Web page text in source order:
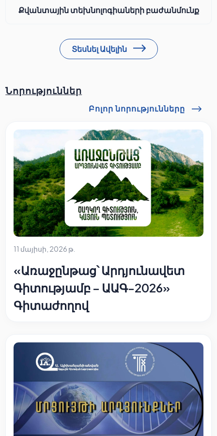
Քվանտային տեխնոլոգիաների բաժանմունք
Տեսնել Ավելին
Նորություններ
Բոլոր նորությունները
11 մայիսի, 2026 թ.
«Առաջընթաց՝ Արդյունավետ
Գիտությամբ – ԱԱԳ-2026»
Գիտաժողով